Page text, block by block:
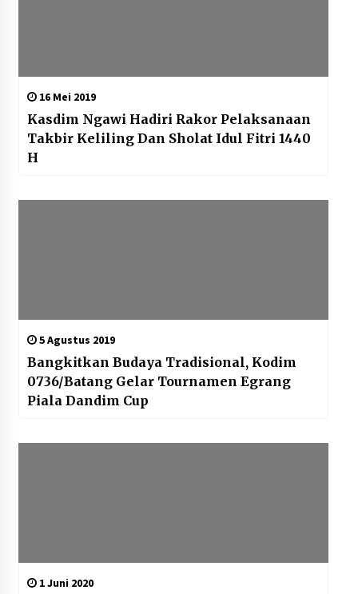
16 Mei 2019
Kasdim Ngawi Hadiri Rakor Pelaksanaan
Takbir Keliling Dan Sholat Idul Fitri 1440
H
5 Agustus 2019
Bangkitkan Budaya Tradisional, Kodim
0736/Batang Gelar Tournamen Egrang
Piala Dandim Cup
1 Juni 2020